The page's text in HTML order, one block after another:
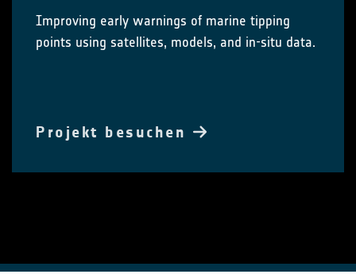
Improving early warnings of marine tipping
points using satellites, models, and in-situ data.
Projekt besuchen